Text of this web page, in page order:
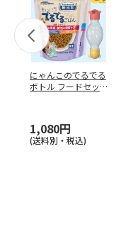
にゃんこのでるでる
ボトル フードセッ
1,080円
(送料別・税込)